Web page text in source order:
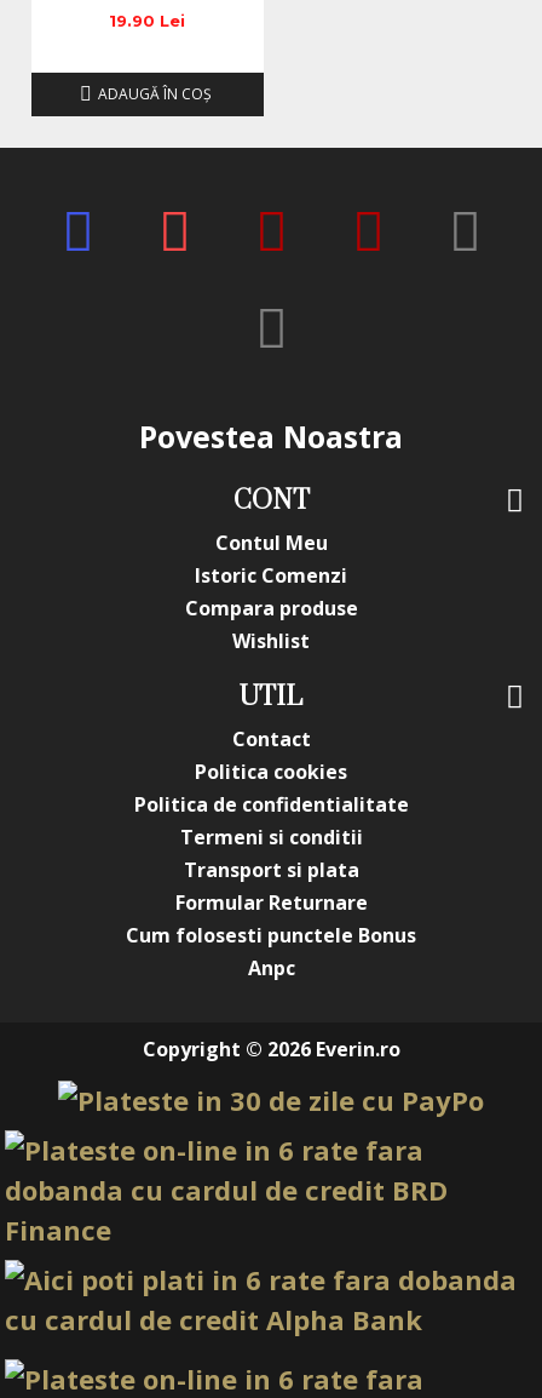
19.90 Lei
ADAUGĂ ÎN COŞ
Povestea Noastra
CONT
Contul Meu
Istoric Comenzi
Compara produse
Wishlist
UTIL
Contact
Politica cookies
Politica de confidentialitate
Termeni si conditii
Transport si plata
Formular Returnare
Cum folosesti punctele Bonus
Anpc
Copyright © 2026 Everin.ro